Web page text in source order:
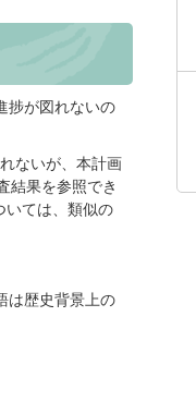
捗が図れないの
ないが、本計画
結果を参照でき
いては、類似の
は歴史背景上の